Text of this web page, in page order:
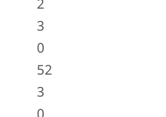
3
0
52
3